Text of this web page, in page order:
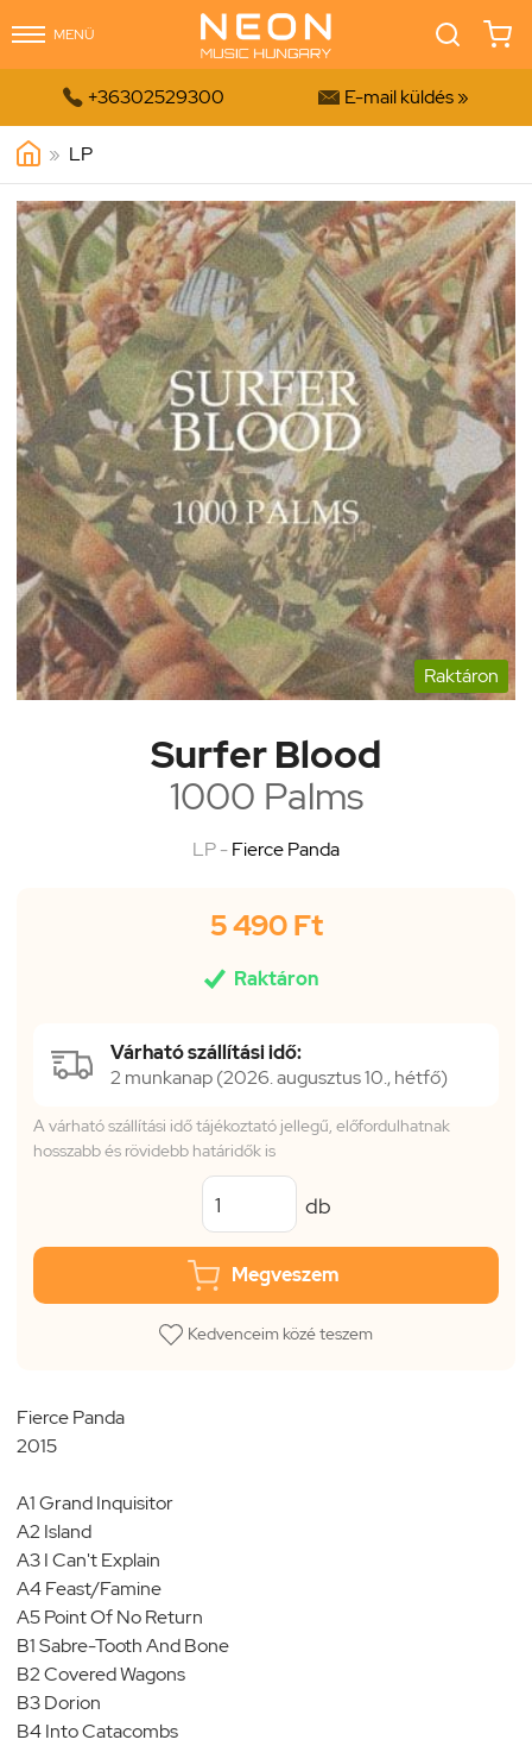
MENÜ
 +36302529300  E-mail küldés »
» LP
Raktáron
Surfer Blood
1000 Palms
LP -Fierce Panda
5 490 Ft
 Raktáron
Várható szállítási idő:
2 munkanap (2026. augusztus 10., hétfő)
A várható szállítási idő tájékoztató jellegű, előfordulhatnak
hosszabb és rövidebb határidők is
db
Megveszem
Kedvenceim közé teszem
Fierce Panda
2015
A1 Grand Inquisitor
A2 Island
A3 I Can't Explain
A4 Feast/Famine
A5 Point Of No Return
B1 Sabre-Tooth And Bone
B2 Covered Wagons
B3 Dorion
B4 Into Catacombs